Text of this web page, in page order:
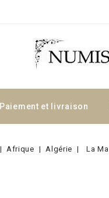
Paiement et livraison
Afrique Algérie La